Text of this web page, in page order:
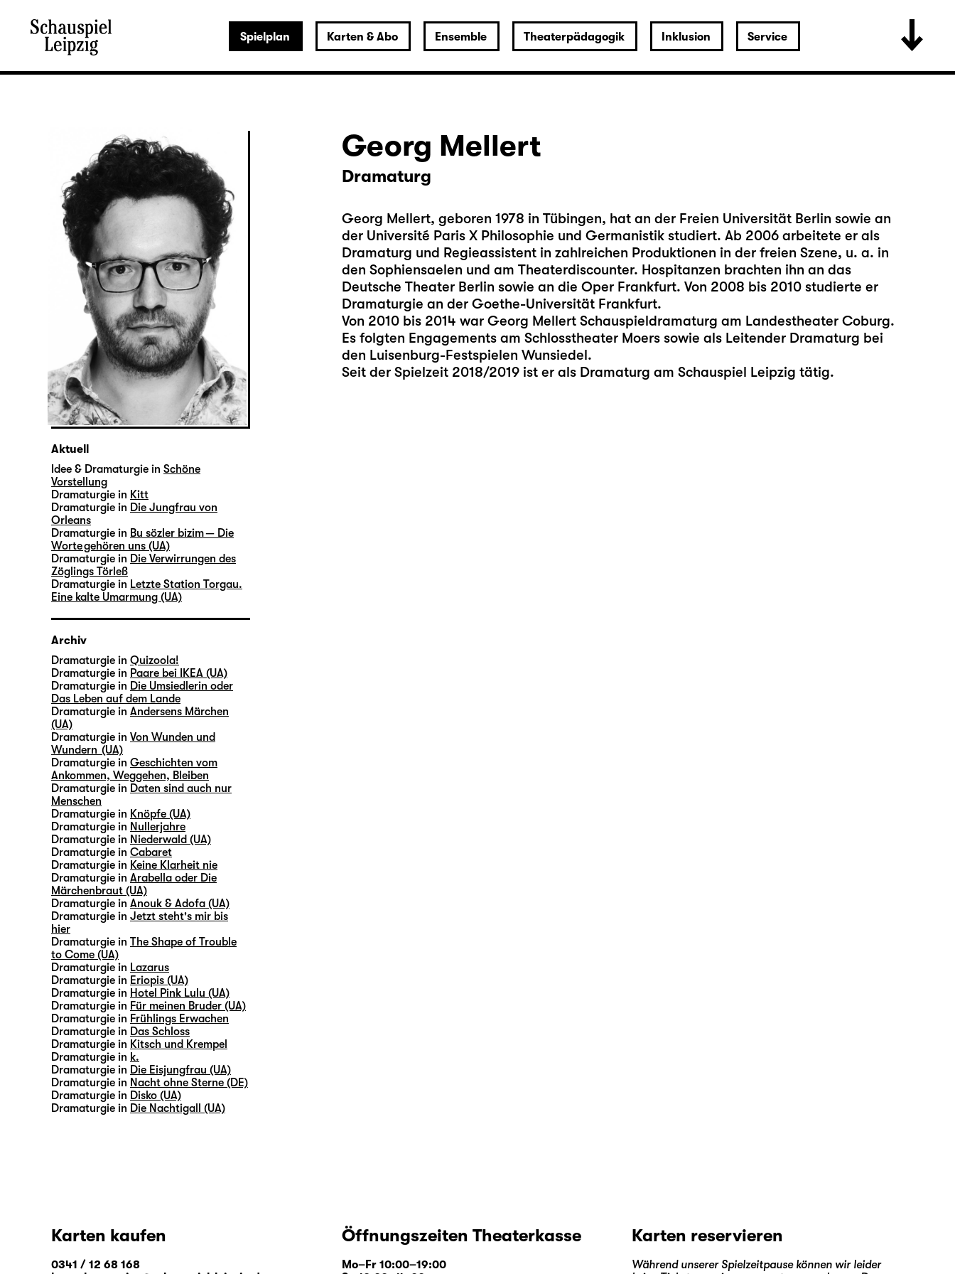
Spielplan Karten & Abo Ensemble Theaterpädagogik Inklusion Service
Georg Mellert
Dramaturg
Georg Mellert, geboren 1978 in Tübingen, hat an der Freien Universität Berlin sowie an
der Université Paris X Philosophie und Germanistik studiert. Ab 2006 arbeitete er als
Dramaturg und Regieassistent in zahlreichen Produktionen in der freien Szene, u. a. in
den Sophiensaelen und am Theaterdiscounter. Hospitanzen brachten ihn an das
Deutsche Theater Berlin sowie an die Oper Frankfurt. Von 2008 bis 2010 studierte er
Dramaturgie an der Goethe-Universität Frankfurt.
Von 2010 bis 2014 war Georg Mellert Schauspieldramaturg am Landestheater Coburg.
Es folgten Engagements am Schlosstheater Moers sowie als Leitender Dramaturg bei
den Luisenburg-Festspielen Wunsiedel.
Seit der Spielzeit 2018/2019 ist er als Dramaturg am Schauspiel Leipzig tätig.
Aktuell
Idee & Dramaturgie in Schöne
Vorstellung
Dramaturgie in Kitt
Dramaturgie in Die Jungfrau von
Orleans
Dramaturgie in Bu sözler bizim — Die
Worte gehören uns (UA)
Dramaturgie in Die Verwirrungen des
Zöglings Törleß
Dramaturgie in Letzte Station Torgau.
Eine kalte Umarmung (UA)
Archiv
Dramaturgie in Quizoola!
Dramaturgie in Paare bei IKEA (UA)
Dramaturgie in Die Umsiedlerin oder
Das Leben auf dem Lande
Dramaturgie in Andersens Märchen
(UA)
Dramaturgie in Von Wunden und
Wundern (UA)
Dramaturgie in Geschichten vom
Ankommen, Weggehen, Bleiben
Dramaturgie in Daten sind auch nur
Menschen
Dramaturgie in Knöpfe (UA)
Dramaturgie in Nullerjahre
Dramaturgie in Niederwald (UA)
Dramaturgie in Cabaret
Dramaturgie in Keine Klarheit nie
Dramaturgie in Arabella oder Die
Märchenbraut (UA)
Dramaturgie in Anouk & Adofa (UA)
Dramaturgie in Jetzt steht's mir bis
hier
Dramaturgie in The Shape of Trouble
to Come (UA)
Dramaturgie in Lazarus
Dramaturgie in Eriopis (UA)
Dramaturgie in Hotel Pink Lulu (UA)
Dramaturgie in Für meinen Bruder (UA)
Dramaturgie in Frühlings Erwachen
Dramaturgie in Das Schloss
Dramaturgie in Kitsch und Krempel
Dramaturgie in k.
Dramaturgie in Die Eisjungfrau (UA)
Dramaturgie in Nacht ohne Sterne (DE)
Dramaturgie in Disko (UA)
Dramaturgie in Die Nachtigall (UA)
Karten kaufen
0341 / 12 68 168
Öffnungszeiten Theaterkasse
Mo–Fr 10:00–19:00
Karten reservieren
Während unserer Spielzeitpause können wir leider